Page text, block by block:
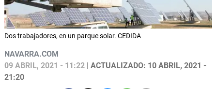
Dos trabajadores, en un parque solar. CEDIDA
NAVARRA.COM
09 ABRIL, 2021 - 11:22 | ACTUALIZADO: 10 ABRIL, 2021 -
21:20